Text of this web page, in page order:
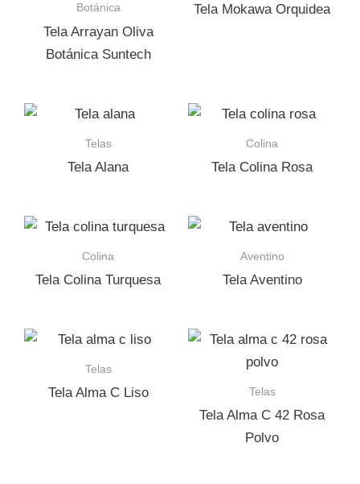
Botánica
Tela Arrayan Oliva
Botánica Suntech
Tela Mokawa Orquidea
Telas
Tela Alana
Colina
Tela Colina Rosa
Colina
Tela Colina Turquesa
Aventino
Tela Aventino
Telas
Tela Alma C Liso Telas
Tela Alma C 42 Rosa
Polvo